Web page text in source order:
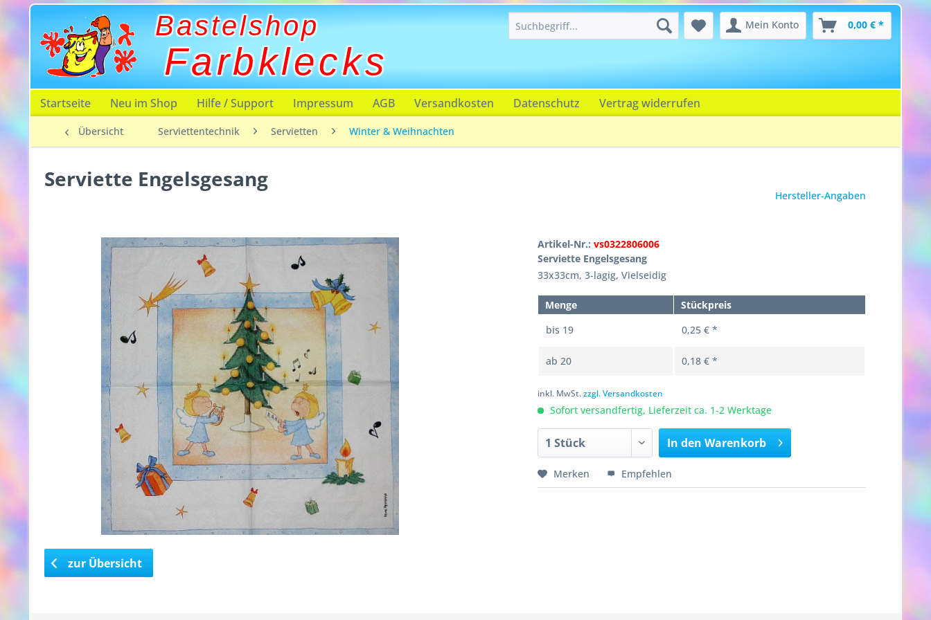
Bastelshop
Farbklecks
Mein Konto 0,00 € *
Startseite Neu im Shop Hilfe / Support Impressum AGB Versandkosten Datenschutz Vertrag widerrufen
Übersicht Serviettentechnik Servietten Winter & Weihnachten
Serviette Engelsgesang
Hersteller-Angaben
Artikel-Nr.: vs0322806006
Serviette Engelsgesang
33x33cm, 3-lagig, Vielseidig
Menge
Stückpreis
bis 19 0,25 € *
ab 20 0,18 € *
inkl. MwSt.zzgl. Versandkosten
Sofort versandfertig, Lieferzeit ca. 1-2 Werktage
In den Warenkorb
Merken Empfehlen
zur Übersicht